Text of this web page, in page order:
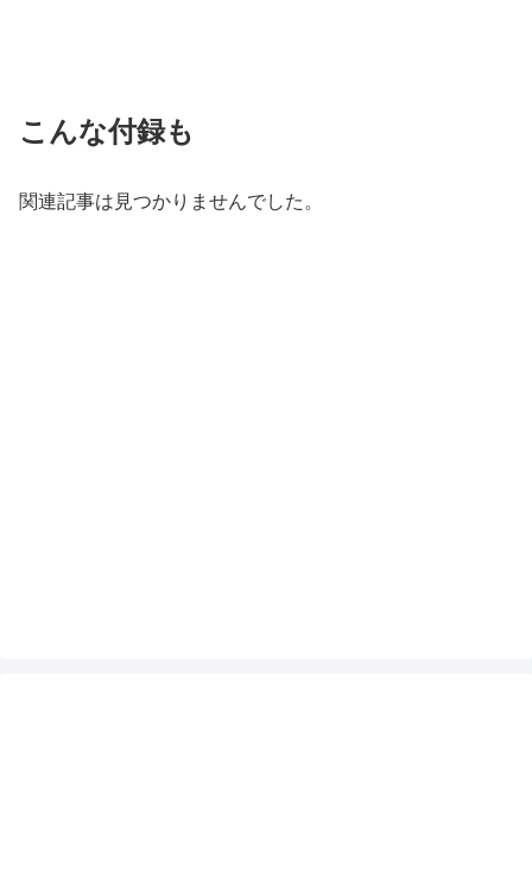
こんな付録も
関連記事は見つかりませんでした。